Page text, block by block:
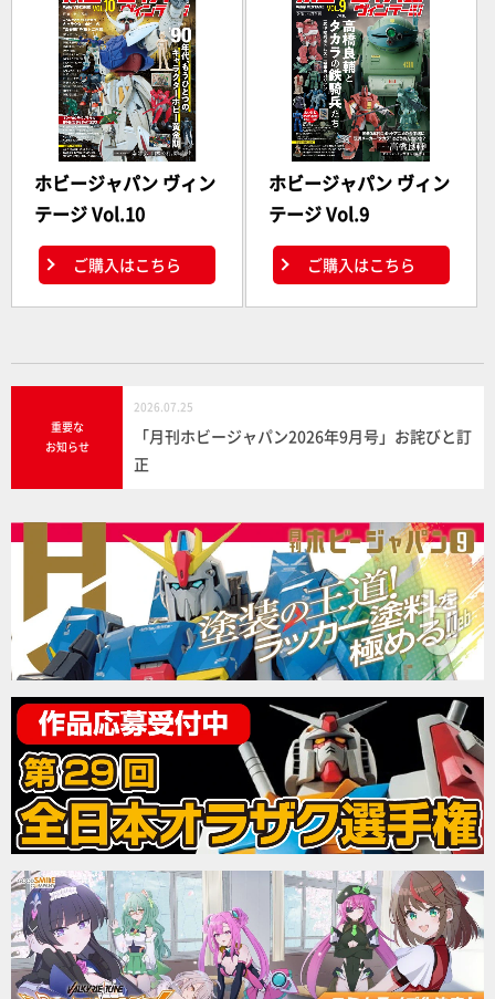
ホビージャパン ヴィン
テージ Vol.10
ご購入はこちら
ホビージャパン ヴィン
テージ Vol.9
ご購入はこちら
重要な
お知らせ
2026.07.25
「月刊ホビージャパン2026年9月号」お詫びと訂
正